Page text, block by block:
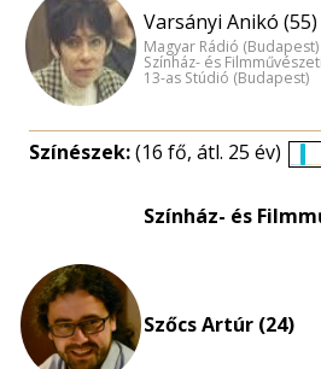
Varsányi Anikó (55)
Magyar Rádió (Budapest)
Színház- és
13-as Stúdió (Budapest)
Színészek:(16 fő, átl. 25 év)
Színház- és
Szőcs Artúr (24)